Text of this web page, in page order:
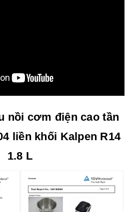
nồi cơm điện cao tần
liền khối Kalpen R14
1.8 L